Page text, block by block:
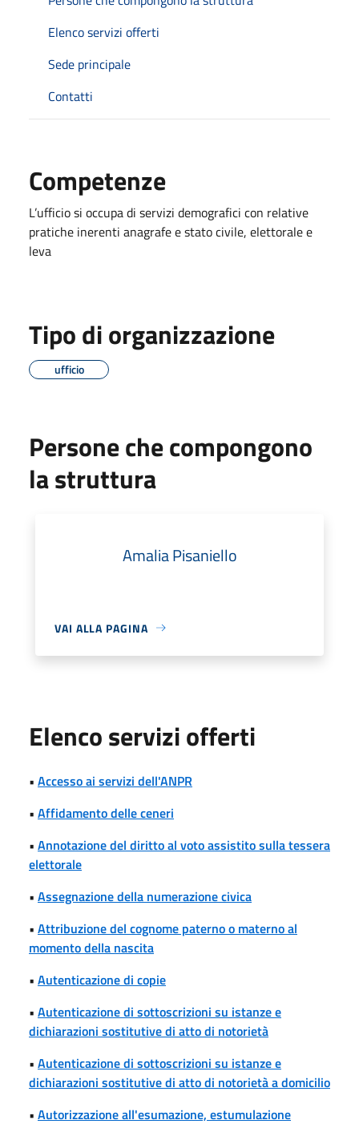
Elenco servizi offerti
Sede principale
Contatti
Competenze
L’ufficio si occupa di servizi demografici con relative
pratiche inerenti anagrafe e stato civile, elettorale e
leva
Tipo di organizzazione
ufficio
Persone che compongono
la struttura
Amalia Pisaniello
VAI ALLA PAGINA
Elenco servizi offerti
• Accesso ai servizi dell'ANPR
• Affidamento delle ceneri
• Annotazione del diritto al voto assistito sulla tessera
elettorale
• Assegnazione della numerazione civica
• Attribuzione del cognome paterno o materno al
momento della nascita
• Autenticazione di copie
• Autenticazione di sottoscrizioni su istanze e
dichiarazioni sostitutive di atto di notorietà
• Autenticazione di sottoscrizioni su istanze e
dichiarazioni sostitutive di atto di notorietà a domicilio
• Autorizzazione all'esumazione, estumulazione